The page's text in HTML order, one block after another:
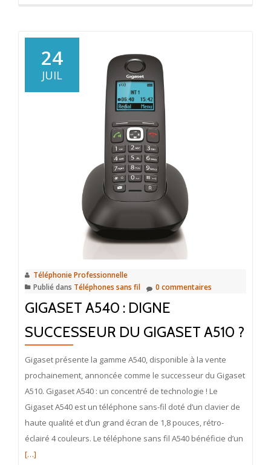
24
JUIL
Téléphonie Professionnelle
Publié dans Téléphones sans fil 0 commentaires
GIGASET A540 : DIGNE
SUCCESSEUR DU GIGASET A510 ?
Gigaset présente la gamme A540, disponible à la vente
prochainement, annoncée comme le successeur du Gigaset
A510. Gigaset A540 : un concentré de technologie ! Le
Gigaset A540 est un téléphone sans-fil doté d’un clavier de
haute qualité et d’un grand écran de 1,8 pouces, rétro-
éclairé 4 couleurs. Le téléphone sans fil A540 bénéficie d’un
[…]